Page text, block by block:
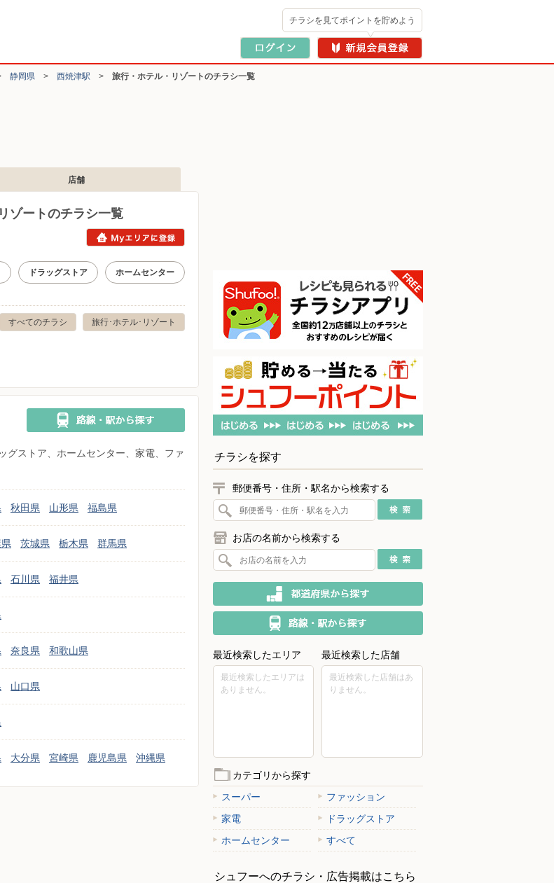
チラシを見てポイントを貯めよう
静岡県 > 西焼津駅 > 旅行・ホテル・リゾートのチラシ一覧
店舗
ゾートのチラシ一覧
ドラッグストア ホームセンター
旅行･ホテル･リゾート
すべてのチラシ
グストア、ホームセンター、家電、ファ
秋田県 山形県 福島県
茨城県 栃木県 群馬県
石川県 福井県
奈良県 和歌山県
山口県
大分県 宮崎県 鹿児島県 沖縄県
チラシを探す
郵便番号・住所・駅名から検索する
お店の名前から検索する
最近検索したエリア
最近検索したエリアは
ありません。
最近検索した店舗
最近検索した店舗はあ
りません。
カテゴリから探す
スーパー
ファッション
家電
ドラッグストア
ホームセンター
すべて
シュフーへのチラシ・広告掲載はこちら